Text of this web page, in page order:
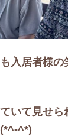
入居者様の
いて見せら
^*)